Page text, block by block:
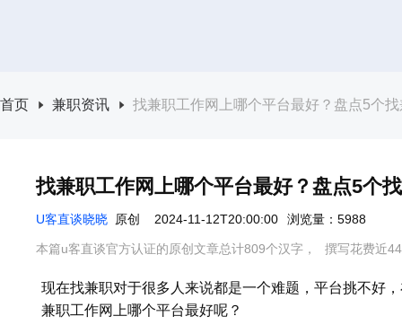
首页 兼职资讯 找兼职工作网上哪个平台最好？盘点5个
找兼职工作网上哪个平台最好？盘点5个
U客直谈晓晓 原创 2024-11-12T20:00:00 浏览量：5988
本篇u客直谈官方认证的原创文章总计809个汉字， 撰写花费近
现在找兼职对于很多人来说都是一个难题，平台挑不好
兼职工作网上哪个平台最好呢？